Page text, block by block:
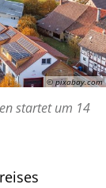
© pixabay.com
startet um 14